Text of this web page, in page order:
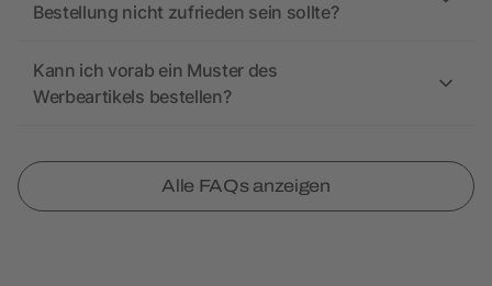
Bestellung nicht zufrieden sein sollte?
Kann ich vorab ein Muster des
Werbeartikels bestellen?
Alle FAQs anzeigen